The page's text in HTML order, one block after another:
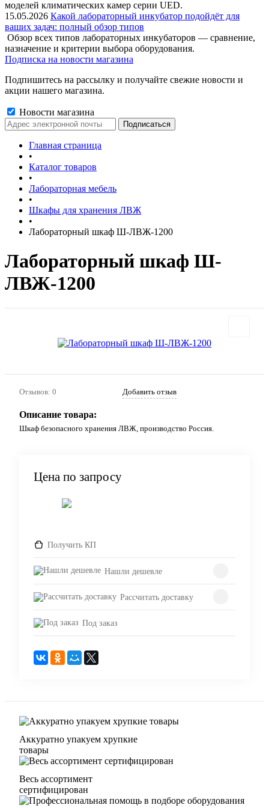
моделей климатических камер серии UED.
15.05.2026 Какой лабораторный инкубатор подойдёт для
ваших задач: полный обзор типов
Обзор всех типов лабораторных инкубаторов — сравнение,
назначение и критерии выбора оборудования.
Подписка на новости магазина
Подпишитесь на рассылку и получайте свежие новости и
акции нашего магазина.
Новости магазина
Главная страница
•
Каталог товаров
•
Лабораторная мебель
•
Шкафы для хранения ЛВЖ
•
Лабораторный шкаф Ш-ЛВЖ-1200
Лабораторный шкаф Ш-
ЛВЖ-1200
Отзывов: 0 Добавить отзыв
Описание товара:
Шкаф безопасного хранения ЛВЖ, производство Россия.
Цена по запросу
Получить КП
Нашли дешевле
Рассчитать доставку
Под заказ
Аккуратно упакуем хрупкие
товары
Весь ассортимент
сертифицирован